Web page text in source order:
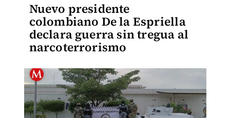
Nuevo presidente
colombiano De la Espriella
declara guerra sin tregua al
narcoterrorismo